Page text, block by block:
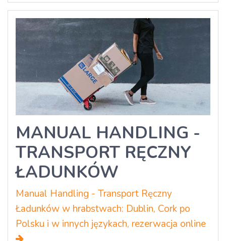
MANUAL HANDLING -
TRANSPORT RĘCZNY
ŁADUNKÓW
Manual Handling - Transport Ręczny
Ładunków w hrabstwach: Dublin, Cork po
Polsku i w innych językach, rezerwacja online